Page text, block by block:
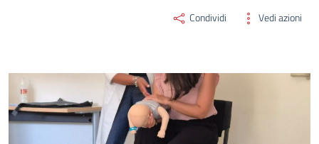
Condividi Vedi azioni